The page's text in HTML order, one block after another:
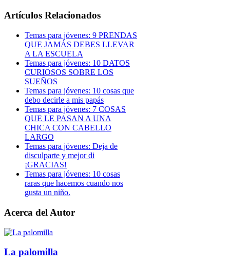
Artículos Relacionados
Temas para jóvenes: 9 PRENDAS
QUE JAMÁS DEBES LLEVAR
A LA ESCUELA
Temas para jóvenes: 10 DATOS
CURIOSOS SOBRE LOS
SUEÑOS
Temas para jóvenes: 10 cosas que
debo decirle a mis papás
Temas para jóvenes: 7 COSAS
QUE LE PASAN A UNA
CHICA CON CABELLO
LARGO
Temas para jóvenes: Deja de
disculparte y mejor di
¡GRACIAS!
Temas para jóvenes: 10 cosas
raras que hacemos cuando nos
gusta un niño.
Acerca del Autor
La palomilla